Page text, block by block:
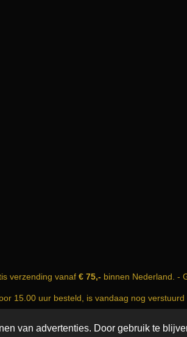
van advertenties. Door gebruik te
verzending vanaf€ 75,- binnen Nederland. -
15.00 uur besteld, is vandaag nog
and-more.com | KvK nummer: 74999583